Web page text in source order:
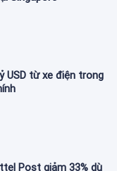
USD từ xe điện trong
Post giảm 33% dù